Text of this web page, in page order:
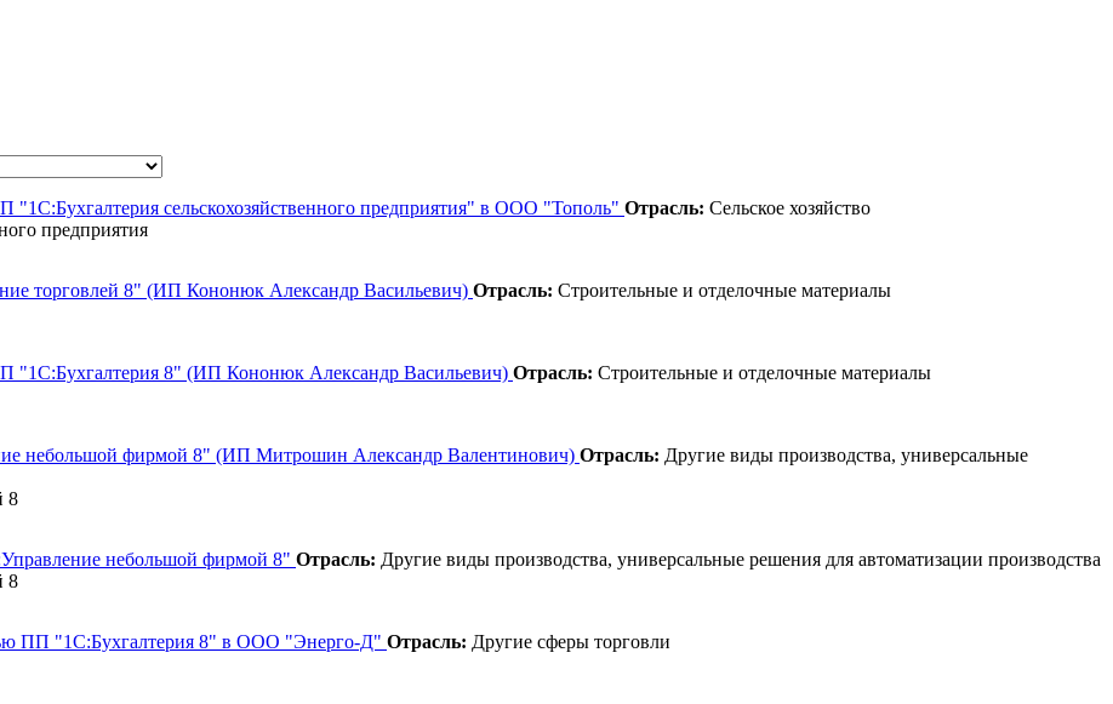
"1С:Бухгалтерия сельскохозяйственного предприятия" в ООО "Тополь" Отрасль: Сельское хозяйство
предприятия
торговлей 8" (ИП Кононюк Александр Васильевич) Отрасль: Строительные и отделочные материалы
"1С:Бухгалтерия 8" (ИП Кононюк Александр Васильевич) Отрасль: Строительные и отделочные материалы
небольшой фирмой 8" (ИП Митрошин Александр Валентинович) Отрасль: Другие виды производства, универсальные
8
небольшой фирмой 8" Отрасль: Другие виды производства, универсальные решения для автоматизации производства
8
ПП "1С:Бухгалтерия 8" в ООО "Энерго-Д" Отрасль: Другие сферы торговли